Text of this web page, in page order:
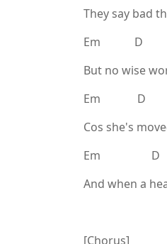
They say bad
Em D
But no wise
Em D
Cos she's
Em D
And when a
[Chorus]